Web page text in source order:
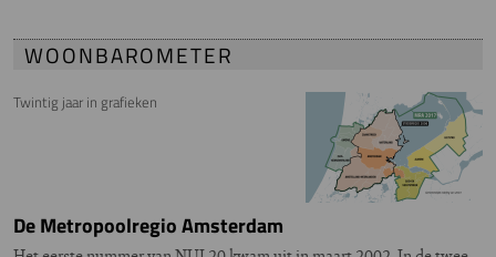
WOONBAROMETER
Twintig jaar in grafieken
De Metropoolregio Amsterdam